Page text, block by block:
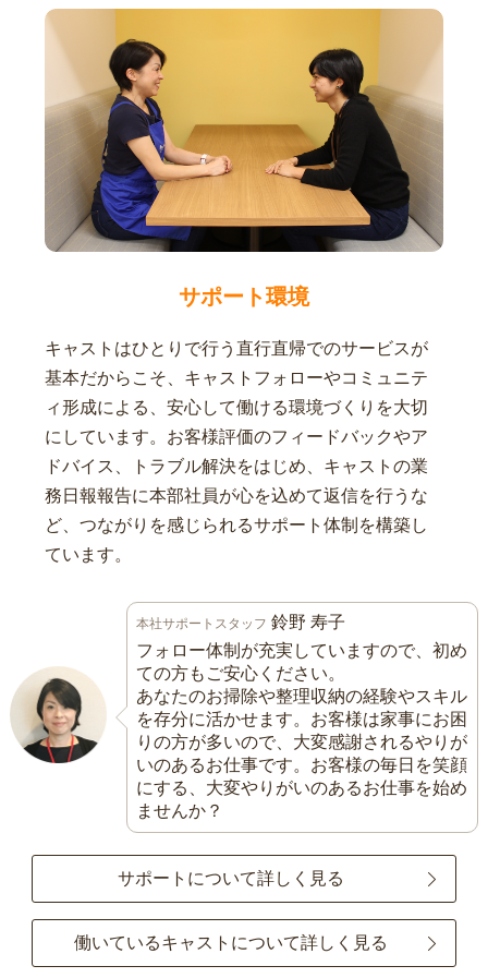
サポート環境
キャストはひとりで行う直行直帰でのサービスが
基本だからこそ、キャストフォローやコミュニテ
ィ形成による、安心して働ける環境づくりを大切
にしています。お客様評価のフィードバックやア
ドバイス、トラブル解決をはじめ、キャストの業
務日報報告に本部社員が心を込めて返信を行うな
ど、つながりを感じられるサポート体制を構築し
ています。
本社サポートスタッフ 鈴野 寿子
フォロー体制が充実していますので、初め
ての方もご安心ください。
あなたのお掃除や整理収納の経験やスキル
を存分に活かせます。お客様は家事にお困
りの方が多いので、大変感謝されるやりが
いのあるお仕事です。お客様の毎日を笑顔
にする、大変やりがいのあるお仕事を始め
ませんか？
サポートについて詳しく見る
働いているキャストについて詳しく見る